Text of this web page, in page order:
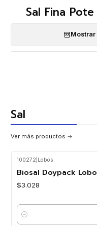
Sal Fina
Sal
Ver más productos
100272 Lobos
Biosal Doypack
$3.028
Cantidad